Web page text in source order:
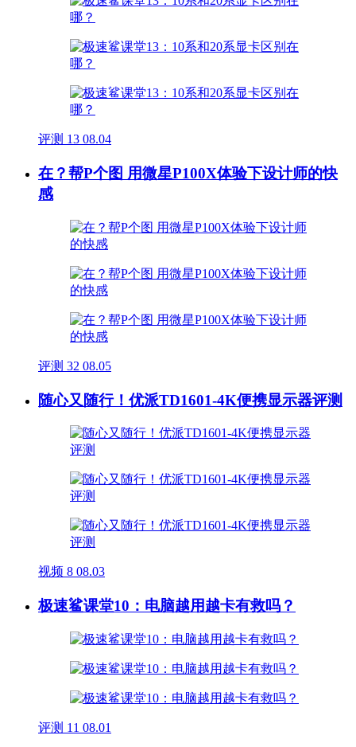
评测 13 08.04
在？帮P个图 用微星P100X体验下设计师的快
感
评测 32 08.05
随心又随行！优派TD1601-4K便携显示器评测
视频 8 08.03
极速鲨课堂10：电脑越用越卡有救吗？
评测 11 08.01